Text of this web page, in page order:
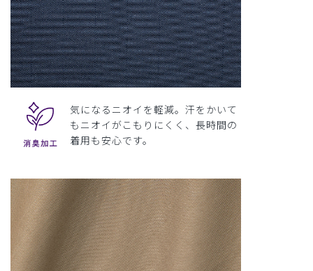
気になるニオイを軽減。汗をかいて
もニオイがこもりにくく、長時間の
着用も安心です。